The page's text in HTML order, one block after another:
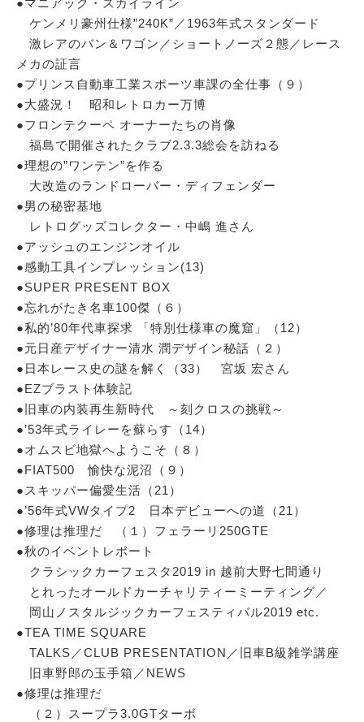
●マニアック・スカイライン
ケンメリ豪州仕様”240K”／1963年式スタンダード
激レアのバン＆ワゴン／ショートノーズ２態／レース
メカの証言
●プリンス自動車工業スポーツ車課の全仕事（９）
●大盛況！ 昭和レトロカー万博
●フロンテクーペ オーナーたちの肖像
福島で開催されたクラブ2.3.3総会を訪ねる
●理想の”ワンテン”を作る
大改造のランドローバー・ディフェンダー
●男の秘密基地
レトログッズコレクター・中嶋 進さん
●アッシュのエンジンオイル
●感動工具インプレッション(13)
●SUPER PRESENT BOX
●忘れがたき名車100傑（６）
●私的’80年代車探求 「特別仕様車の魔窟」（12）
●元日産デザイナー清水 潤デザイン秘話（２）
●日本レース史の謎を解く（33） 宮坂 宏さん
●EZブラスト体験記
●旧車の内装再生新時代 ～刻クロスの挑戦～
●’53年式ライレーを蘇らす（14）
●オムスビ地獄へようこそ（８）
●FIAT500 愉快な泥沼（９）
●スキッパー偏愛生活（21）
●’56年式VWタイプ2 日本デビューへの道（21）
●修理は推理だ （１）フェラーリ250GTE
●秋のイベントレポート
クラシックカーフェスタ2019 in 越前大野七間通り
とれったオールドカーチャリティーミーティング／
岡山ノスタルジックカーフェスティバル2019 etc.
●TEA TIME SQUARE
TALKS／CLUB PRESENTATION／旧車B級雑学講座
旧車野郎の玉手箱／NEWS
●修理は推理だ
（２）スープラ3.0GTターボ